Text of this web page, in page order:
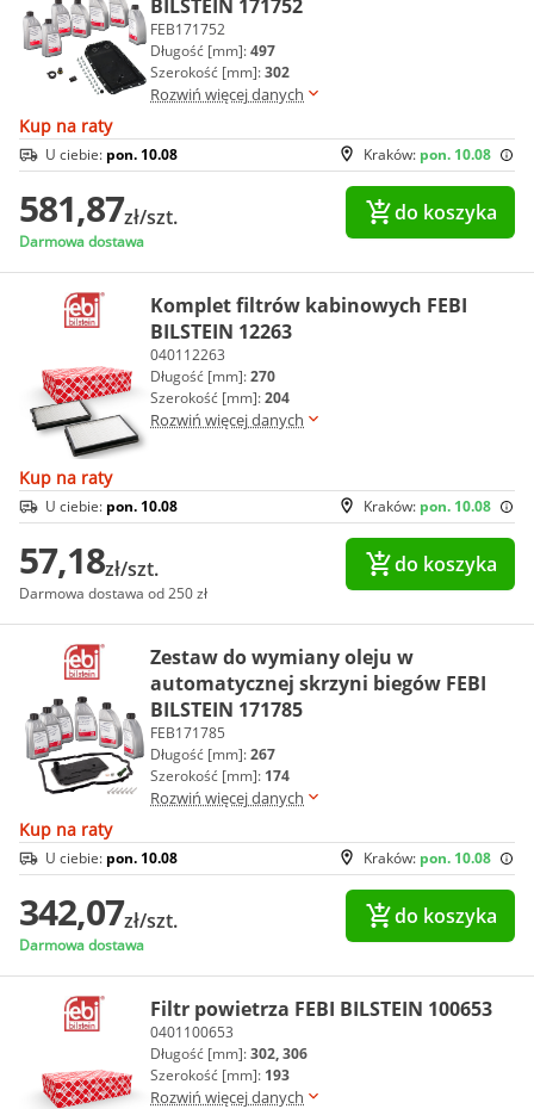
BILSTEIN 171752
FEB171752
Długość [mm]:497
Szerokość [mm]:302
Rozwiń więcej danych
Kup na raty
Kraków: pon. 10.08
U ciebie: pon. 10.08
581,87zł/szt.
Darmowa dostawa
do koszyka
Komplet filtrów kabinowych FEBI
BILSTEIN 12263
040112263
Długość [mm]:270
Szerokość [mm]:204
Rozwiń więcej danych
Kup na raty
Kraków: pon. 10.08
U ciebie: pon. 10.08
57,18zł/szt.
Darmowa dostawa od 250 zł
do koszyka
Zestaw do wymiany oleju w
automatycznej skrzyni biegów FEBI
BILSTEIN 171785
FEB171785
Długość [mm]:267
Szerokość [mm]: 174
Rozwiń więcej danych
Kup na raty
Kraków: pon. 10.08
U ciebie: pon. 10.08
342,07zł/szt.
Darmowa dostawa
do koszyka
Filtr powietrza FEBI BILSTEIN 100653
0401100653
Długość [mm]:302, 306
Szerokość [mm]: 193
Rozwiń więcej danych